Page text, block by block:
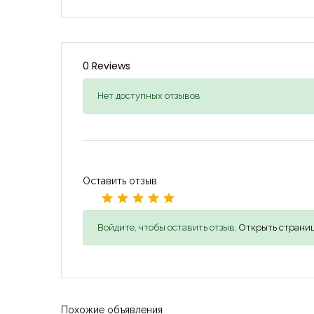
0 Reviews
Нет доступных отзывов
Оставить отзыв
Войдите, чтобы оставить отзыв, Открыть
Похожие объявления